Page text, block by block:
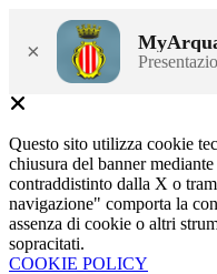
×
Questo sito utilizza cookie
chiusura del banner
contraddistinto dalla X o
navigazione" comporta la
assenza di cookie o altri
sopracitati.
COOKIE POLICY